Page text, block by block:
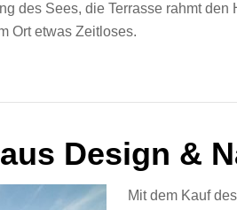
des Sees, die Terrasse rahmt
Ort etwas Zeitloses.
Design &
Mit dem Kauf